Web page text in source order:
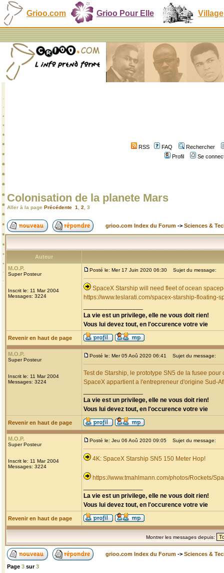
Grioo.com Grioo Pour Elle Village
RSS FAQ
Rechercher
Profil
Se
Colonisation de la planete Mars
Aller à la page Précédente 1 2 3
grioo.com Index du Forum -> Sciences &
Auteur
M.O.P.
Super Posteur
Inscrit le: 11 Mar 2004
Messages: 3224
Posté le: Mer 17 Juin 2020 06:30 Sujet du message:
SpaceX Starship will need fleet of ocean
https://www.teslarati.com/spacex-starship-floating-
La vie est un privilege, elle ne vous doit rien!
Vous lui devez tout, en l'occurence votre vie
Revenir en haut de page
M.O.P.
Super Posteur
Inscrit le: 11 Mar 2004
Messages: 3224
Posté le: Mer 05 Aoû 2020 06:41 Sujet du message:
Test de Starship, le prototype SN5 de la fusee
SpaceX appartient a l'entrepreneur d'origine Sud-
La vie est un privilege, elle ne vous doit rien!
Vous lui devez tout, en l'occurence votre vie
Revenir en haut de page
M.O.P.
Super Posteur
Inscrit le: 11 Mar 2004
Messages: 3224
Posté le: Jeu 06 Aoû 2020 09:05 Sujet du message:
4K: SpaceX Starship SN5 150 Meter Hop!
https://www.tmahlmann.com/photos/Rockets/
La vie est un privilege, elle ne vous doit rien!
Vous lui devez tout, en l'occurence votre vie
Revenir en haut de page
Montrer les messages depuis:
grioo.com Index du Forum -> Sciences &
Page 3 sur3